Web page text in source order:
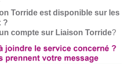
Torride est disponible sur les
?
compte sur Liaison Torride?